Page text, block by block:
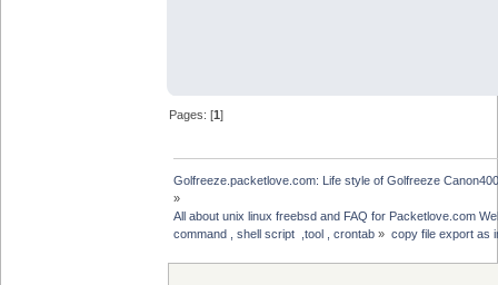
Pages: [1]
Golfreeze.packetlove.com: Life style of Golfreeze
»
All about unix linux freebsd and FAQ for Packetlove.com
command , shell script  ,tool , crontab » copy file export as